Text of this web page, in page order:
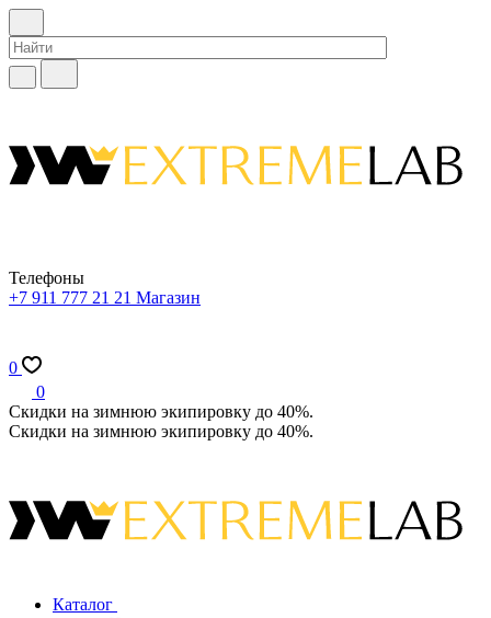
Телефоны
+7 911 777 21 21 Магазин
0
0
Скидки на зимнюю экипировку до 40%.
Скидки на зимнюю экипировку до 40%.
Каталог